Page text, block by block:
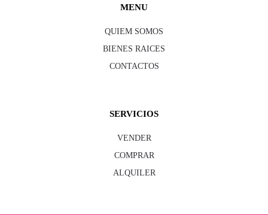
MENU
QUIEM SOMOS
BIENES RAICES
CONTACTOS
SERVICIOS
VENDER
COMPRAR
ALQUILER